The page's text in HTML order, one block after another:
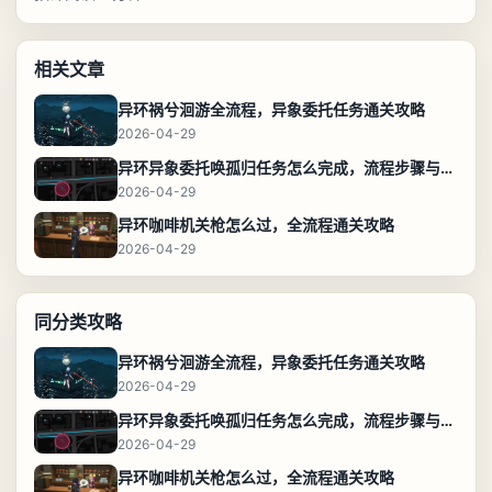
相关文章
异环祸兮洄游全流程，异象委托任务通关攻略
2026-04-29
异环异象委托唤孤归任务怎么完成，流程步骤与位置攻略
2026-04-29
异环咖啡机关枪怎么过，全流程通关攻略
2026-04-29
同分类攻略
异环祸兮洄游全流程，异象委托任务通关攻略
2026-04-29
异环异象委托唤孤归任务怎么完成，流程步骤与位置攻略
2026-04-29
异环咖啡机关枪怎么过，全流程通关攻略